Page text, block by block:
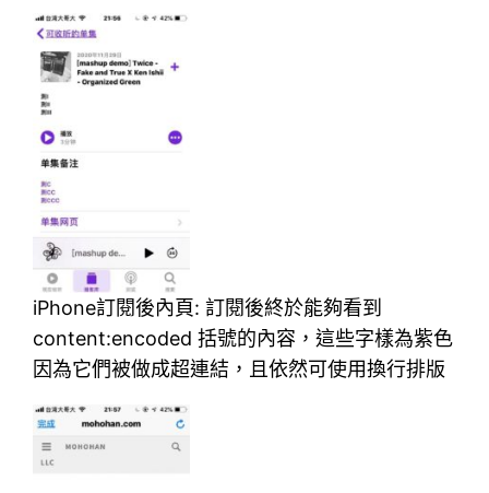
iPhone訂閱後內頁: 訂閱後終於能夠看到
content:encoded 括號的內容，這些字樣為紫色
因為它們被做成超連結，且依然可使用換行排版